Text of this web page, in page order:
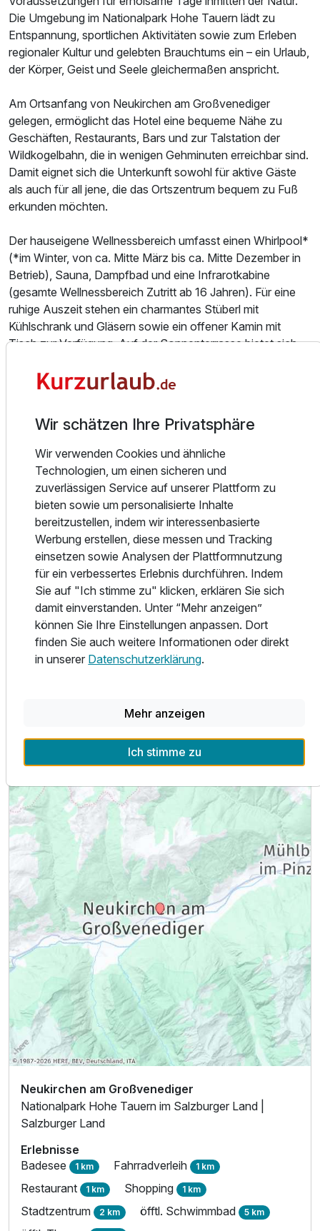
Ausstattung
Zusatznächte
Für 3 Tage p.P. ab207,00 €
Die Umgebung im Nationalpark Hohe Tauern lädt zu
Entspannung, sportlichen Aktivitäten sowie zum Erleben
regionaler Kultur und gelebten Brauchtums ein – ein Urlaub,
der Körper, Geist und Seele gleichermaßen anspricht.
Am Ortsanfang von Neukirchen am Großvenediger
gelegen, ermöglicht das Hotel eine bequeme Nähe zu
Geschäften, Restaurants, Bars und zur Talstation der
Wildkogelbahn, die in wenigen Gehminuten erreichbar sind.
Damit eignet sich die Unterkunft sowohl für aktive Gäste
als auch für all jene, die das Ortszentrum bequem zu Fuß
erkunden möchten.
Der hauseigene Wellnessbereich umfasst einen Whirlpool*
(*im Winter, von ca. Mitte März bis ca. Mitte Dezember in
Betrieb), Sauna, Dampfbad und eine Infrarotkabine
(gesamte Wellnessbereich Zutritt ab 16 Jahren). Für eine
ruhige Auszeit stehen ein charmantes Stüberl mit
Kühlschrank und Gläsern sowie ein offener Kamin mit
Tisch zur Verfügung. Auf der Sonnenterrasse bietet sich
Bergwelt.
Kosten betragen 15 € pro Tag und Hund (ohne Futter). Es
wird empfohlen, sich vor der Buchung zu informieren, in
welchen Zimmertypen Hunde erlaubt sind. Vierbeiner
dürfen nicht ins Restaurant und nicht in die Spa-Bereiche;
im Stüberl und auf der Terrasse ist das Frühstücken und
Abendessen mit Hund jedoch möglich.
Ein Aufenthalt im Landhotel Rohregger in Neukirchen
verspricht eine wohltuende Auszeit im Salzburger Pinzgau
– umgeben von Natur, Komfort und alpinem Charme.
Alle Infos zum Landhaus Rohregger
Lage & Umgebung
Neukirchen am Großvenediger
Nationalpark Hohe Tauern im Salzburger Land |
Salzburger Land
Erlebnisse
Badesee 1 km Fahrradverleih 1 km
Restaurant 1 km Shopping 1 km
Stadtzentrum 2 km öfftl. Schwimmbad 5 km
Wir schätzen Ihre Privatsphäre
Wir verwenden Cookies und ähnliche
Technologien, um einen sicheren und
zuverlässigen Service auf unserer Plattform zu
bieten sowie um personalisierte Inhalte
bereitzustellen, indem wir interessenbasierte
Werbung erstellen, diese messen und Tracking
einsetzen sowie Analysen der Plattformnutzung
für ein verbessertes Erlebnis durchführen. Indem
Sie auf "Ich stimme zu" klicken, erklären Sie sich
damit einverstanden. Unter “Mehr anzeigen”
können Sie Ihre Einstellungen anpassen. Dort
finden Sie auch weitere Informationen oder direkt
in unserer Datenschutzerklärung.
Mehr anzeigen
Ich stimme zu